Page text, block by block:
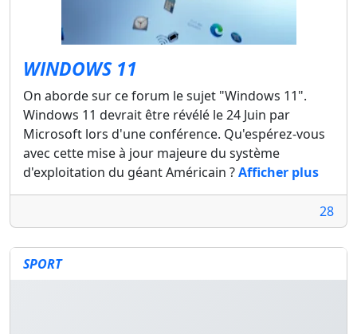
WINDOWS 11
On aborde sur ce forum le sujet "Windows 11".
Windows 11 devrait être révélé le 24 Juin par
Microsoft lors d'une conférence. Qu'espérez-vous
avec cette mise à jour majeure du système
d'exploitation du géant Américain ?Afficher plus
28
SPORT